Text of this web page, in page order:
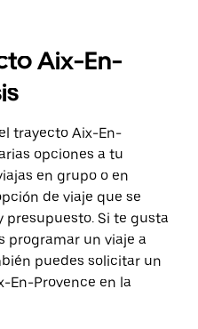
Aix-En-
trayecto Aix-En-
opciones a tu
en grupo o en
de viaje que se
presupuesto. Si te gusta
programar un viaje a
puedes solicitar un
En-Provence en la